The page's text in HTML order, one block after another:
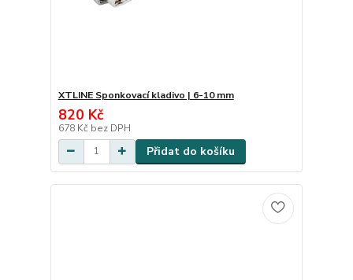
XTLINE Sponkovací kladivo | 6-10 mm
820 Kč
678 Kč bez DPH
Přidat do košíku